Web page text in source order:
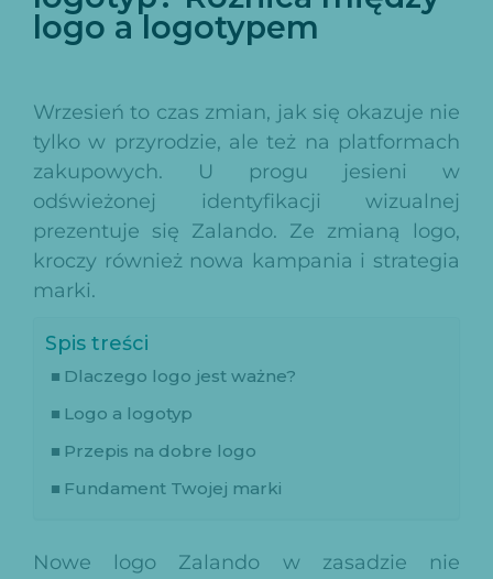
logo a logotypem
Wrzesień to czas zmian, jak się okazuje nie
tylko w przyrodzie, ale też na platformach
zakupowych. U progu jesieni w
odświeżonej identyfikacji wizualnej
prezentuje się Zalando. Ze zmianą logo,
kroczy również nowa kampania i strategia
marki.
Spis treści
Dlaczego logo jest ważne?
Logo a logotyp
Przepis na dobre logo
Fundament Twojej marki
Nowe logo Zalando w zasadzie nie